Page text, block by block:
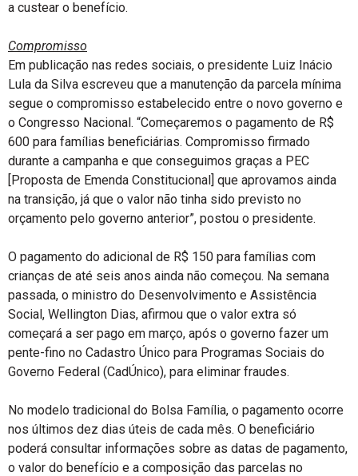
a custear o benefício.
Compromisso
Em publicação nas redes sociais, o presidente Luiz Inácio
Lula da Silva escreveu que a manutenção da parcela mínima
segue o compromisso estabelecido entre o novo governo e
o Congresso Nacional. “Começaremos o pagamento de R$
600 para famílias beneficiárias. Compromisso firmado
durante a campanha e que conseguimos graças a PEC
[Proposta de Emenda Constitucional] que aprovamos ainda
na transição, já que o valor não tinha sido previsto no
orçamento pelo governo anterior”, postou o presidente.
O pagamento do adicional de R$ 150 para famílias com
crianças de até seis anos ainda não começou. Na semana
passada, o ministro do Desenvolvimento e Assistência
Social, Wellington Dias, afirmou que o valor extra só
começará a ser pago em março, após o governo fazer um
pente-fino no Cadastro Único para Programas Sociais do
Governo Federal (CadÚnico), para eliminar fraudes.
No modelo tradicional do Bolsa Família, o pagamento ocorre
nos últimos dez dias úteis de cada mês. O beneficiário
poderá consultar informações sobre as datas de pagamento,
o valor do benefício e a composição das parcelas no